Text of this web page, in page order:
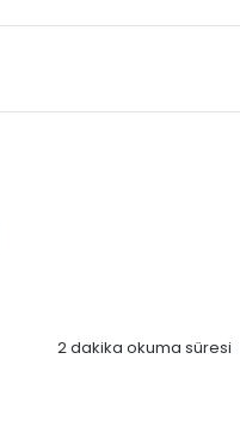
2 dakika okuma süresi